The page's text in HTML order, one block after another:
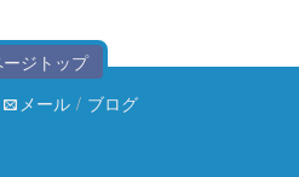
ジトップ
メール / ブログ